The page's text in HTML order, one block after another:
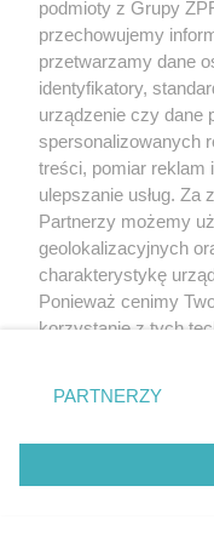
Zwilż kartkę i
Żadna
domu
Zrób to po
rok zbiory
podmioty z Grupy
przechowujemy
przetwarzamy dane
identyfikatory,
urządzenie czy dane
spersonalizowanych
treści, pomiar reklam
ulepszanie usług. Za
Partnerzy możemy
geolokalizacyjnych
charakterystykę
Ponieważ cenimy
korzystanie z tych
zmienić/wycofać
znajdujący się w
rodzaje
użytkownika, ale
przetwarzaniu.
PARTNERZY